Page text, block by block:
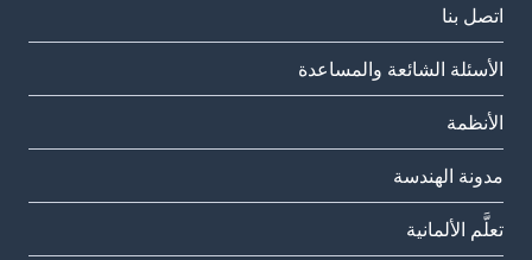
اتصل بنا
الأسئلة الشائعة والمساعدة
الأنظمة
مدونة الهندسة
تعلَّم الألمانية